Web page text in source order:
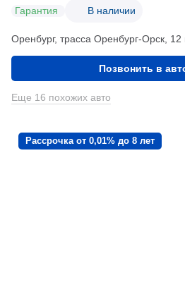
Гарантия В наличии
Оренбург, трасса Оренбург-Орск, 12
Позвонить в
Еще 16 похожих авто
Рассрочка от 0,01% до 8 лет